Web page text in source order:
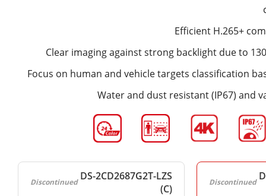
Efficient H.265+
Clear imaging against strong backlight due to
Focus on human and vehicle targets classification
Water and dust resistant (IP67) and
Discontinued
DS-2CD2687G2T-LZS
(C)
Discontinued